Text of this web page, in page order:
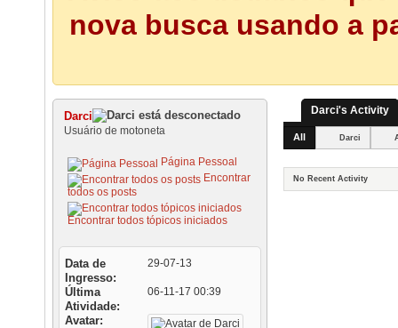
nova busca usando a
Darci
Usuário de motoneta
Página Pessoal
Encontrar
todos os posts
Encontrar todos tópicos iniciados
Data de
Ingresso
29-07-13
Última
Atividade
06-11-17 00:39
Avatar
Darci's Activity
All Darci
No Recent Activity